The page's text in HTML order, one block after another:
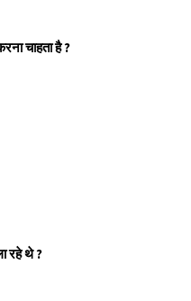
चाहता है ?
रहे थे ?